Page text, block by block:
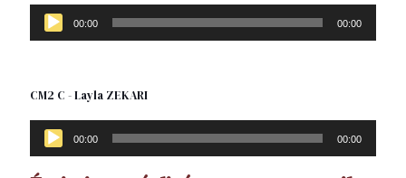
Lecteur
audio 00:00 00:00
CM2 C - Layla ZEKARI
Lecteur
audio 00:00 00:00